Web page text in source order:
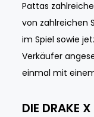
Pattas
von zahlreichen
im Spiel sowie
Verkäufer
einmal mit
DIE DRAKE